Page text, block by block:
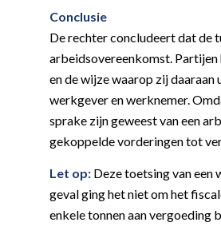
Conclusie
De rechter concludeert dat de
arbeidsovereenkomst. Partijen
en de wijze waarop zij
werkgever en werknemer.
sprake zijn geweest van een
gekoppelde vorderingen tot
Let op: Deze toetsing van
geval ging het niet om het
enkele tonnen aan vergoeding